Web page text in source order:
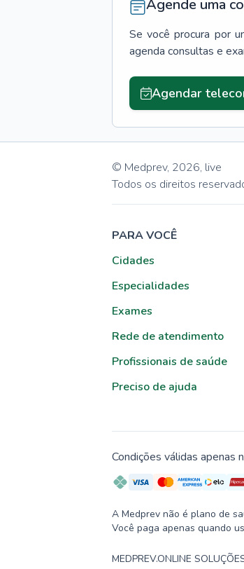
Agende uma
Se você procura por
agenda consultas e
Agendar
© Medprev, 2026, live
Todos os direitos
PARA VOCÊ
Cidades
Especialidades
Exames
Rede de atendimento
Profissionais de saúde
Preciso de ajuda
Condições válidas apenas
A Medprev não é plano de
Você paga apenas quando
MEDPREV.ONLINE